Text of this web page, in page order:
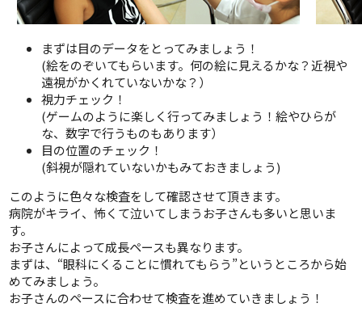
まずは目のデータをとってみましょう！
(絵をのぞいてもらいます。何の絵に見えるかな？近視や
遠視がかくれていないかな？）
視力チェック！
(ゲームのように楽しく行ってみましょう！絵やひらが
な、数字で行うものもあります）
目の位置のチェック！
(斜視が隠れていないかもみておきましょう)
このように色々な検査をして確認させて頂きます。
病院がキライ、怖くて泣いてしまうお子さんも多いと思いま
す。
お子さんによって成長ペースも異なります。
まずは、“眼科にくることに慣れてもらう”というところから始
めてみましょう。
お子さんのペースに合わせて検査を進めていきましょう！